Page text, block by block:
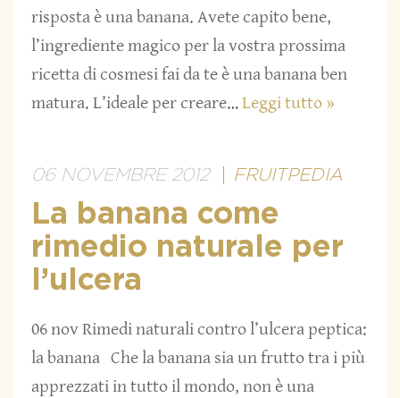
risposta è una banana. Avete capito bene,
l’ingrediente magico per la vostra prossima
ricetta di cosmesi fai da te è una banana ben
matura. L’ideale per creare…Leggi tutto »
06 NOVEMBRE 2012 FRUITPEDIA
La banana come
rimedio naturale per
l’ulcera
06 nov Rimedi naturali contro l’ulcera peptica:
la banana Che la banana sia un frutto tra i più
apprezzati in tutto il mondo, non è una